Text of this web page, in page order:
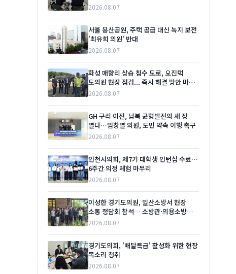
맞대'
2026.08.07
서울 용산공원, 주택 공급 대신 녹지 보전
'최유희 의원' 반대
2026.08.07
화성 매향리 상습 침수 도로, 오진택
도의원 현장 점검... 즉시 해결 방안 마련
촉구
2026.08.07
GH 구리 이전, 남북 균형발전의 새 장
열다…임창열 의원, 도민 약속 이행 촉구
2026.08.07
인천시의회, 제7기 대학생 인턴십 수료…
6주간 의정 체험 마무리
2026.08.07
이성한 경기도의원, 일산소방서 현장
소통 정담회 참석… 소방관·의용소방대
애로사항 청취
2026.08.07
경기도의회, '배달특급' 활성화 위한 현장
목소리 청취
2026.08.07